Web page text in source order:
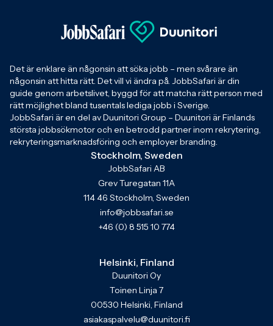
Det är enklare än någonsin att söka jobb – men svårare än
någonsin att hitta rätt. Det vill vi ändra på. JobbSafari är din
guide genom arbetslivet, byggd för att matcha rätt person med
rätt möjlighet bland tusentals lediga jobb i Sverige.
JobbSafari är en del av Duunitori Group – Duunitori är Finlands
största jobbsökmotor och en betrodd partner inom rekrytering,
rekryteringsmarknadsföring och employer branding.
Stockholm, Sweden
JobbSafari AB
Grev Turegatan 11A
114 46 Stockholm, Sweden
info@jobbsafari.se
+46 (0) 8 515 10 774
Helsinki, Finland
Duunitori Oy
Toinen Linja 7
00530 Helsinki, Finland
asiakaspalvelu@duunitori.fi